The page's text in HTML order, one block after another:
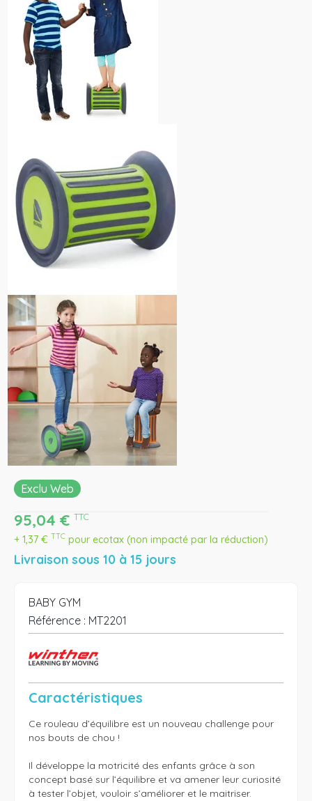
Exclu Web
95,04 € TTC
+ 1,37 € TTC pour ecotax (non impacté par la réduction)
Livraison sous 10 à 15 jours
BABY GYM
Référence : MT2201
Caractéristiques
Ce rouleau d’équilibre est un nouveau challenge pour
nos bouts de chou !
Il développe la motricité des enfants grâce à son
concept basé sur l’équilibre et va amener leur curiosité
à tester l’objet, vouloir s’améliorer et le maitriser.